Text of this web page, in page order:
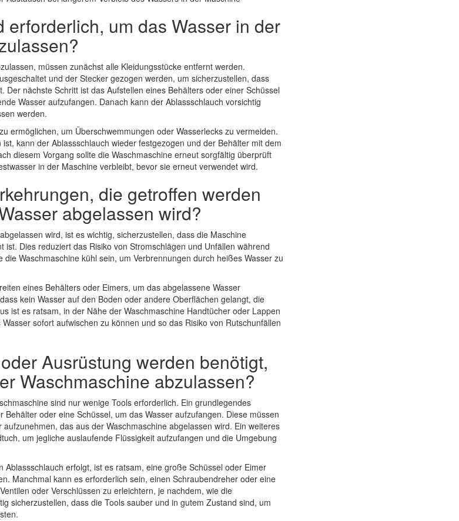
erforderlich, um das Wasser in der
müssen zunächst alle Kleidungsstücke entfernt werden.
und der Stecker gezogen werden, um sicherzustellen, dass
Der nächste Schritt ist das Aufstellen eines Behälters oder einer Schüssel
Wasser aufzufangen. Danach kann der Ablassschlauch vorsichtig
werden.
ermöglichen, um Überschwemmungen oder Wasserlecks zu vermeiden.
kann der Ablassschlauch wieder festgezogen und der Behälter mit dem
diesem Vorgang sollte die Waschmaschine erneut sorgfältig überprüft
in der Maschine verbleibt, bevor sie erneut verwendet wird.
die getroffen werden
abgelassen wird?
wird, ist es wichtig, sicherzustellen, dass die Maschine
Dies reduziert das Risiko von Stromschlägen und Unfällen während
Waschmaschine kühl sein, um Verbrennungen durch heißes Wasser zu
eines Behälters oder Eimers, um das abgelassene Wasser
kein Wasser auf den Boden oder andere Oberflächen gelangt, die
ist es ratsam, in der Nähe der Waschmaschine Handtücher oder Lappen
sofort aufwischen zu können und so das Risiko von Rutschunfällen
Ausrüstung werden benötigt,
Waschmaschine abzulassen?
sind nur wenige Tools erforderlich. Ein grundlegendes
oder eine Schüssel, um das Wasser aufzufangen. Diese müssen
das aus der Waschmaschine abgelassen wird. Ein weiteres
um jegliche auslaufende Flüssigkeit aufzufangen und die Umgebung
Ablassschlauch erfolgt, ist es ratsam, eine große Schüssel oder Eimer
Manchmal kann es erforderlich sein, einen Schraubendreher oder eine
oder Verschlüssen zu erleichtern, je nachdem, wie die
sicherzustellen, dass die Tools sauber und in gutem Zustand sind, um